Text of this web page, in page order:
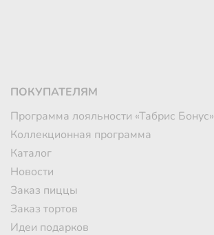
ПОКУПАТЕЛЯМ
Программа лояльности «Табрис Бонус»
Коллекционная программа
Каталог
Новости
Заказ пиццы
Заказ тортов
Идеи подарков